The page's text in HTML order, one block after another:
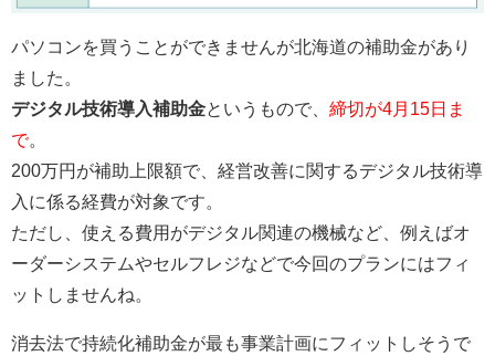
パソコンを買うことができませんが北海道の補助金があり
ました。
デジタル技術導入補助金というもので、 締切が4月15日ま
で。
200万円が補助上限額で、経営改善に関するデジタル技術導
入に係る経費が対象です。
ただし、使える費用がデジタル関連の機械など、例えばオ
ーダーシステムやセルフレジなどで今回のプランにはフィ
ットしませんね。
消去法で持続化補助金が最も事業計画にフィットしそうで